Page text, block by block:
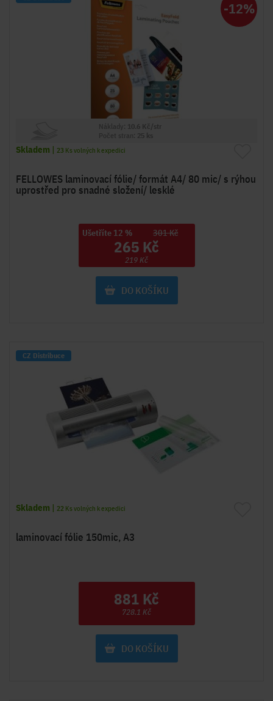
-12%
Náklady: 10.6 Kč/str
Počet stran: 25 ks
Skladem | 23 Ks volných k expedici
FELLOWES laminovací fólie/ formát A4/ 80 mic/ s rýhou
uprostřed pro snadné složení/ lesklé
Ušetříte 12 % 301 Kč
265 Kč
219 Kč
DO KOŠÍKU
CZ Distribuce
Skladem | 22 Ks volných k expedici
laminovací fólie 150mic, A3
881 Kč
728.1 Kč
DO KOŠÍKU